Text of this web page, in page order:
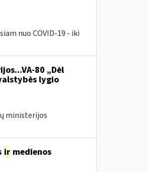
nuo COVID-19 - iki
80 „Dėl
lygio
ministerijos
irmedienos